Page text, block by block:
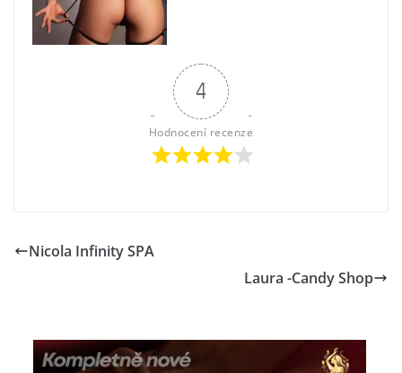
4
Hodnocení recenze
Nicola Infinity SPA
Laura -Candy Shop